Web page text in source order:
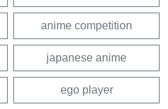
anime competition
japanese anime
ego player